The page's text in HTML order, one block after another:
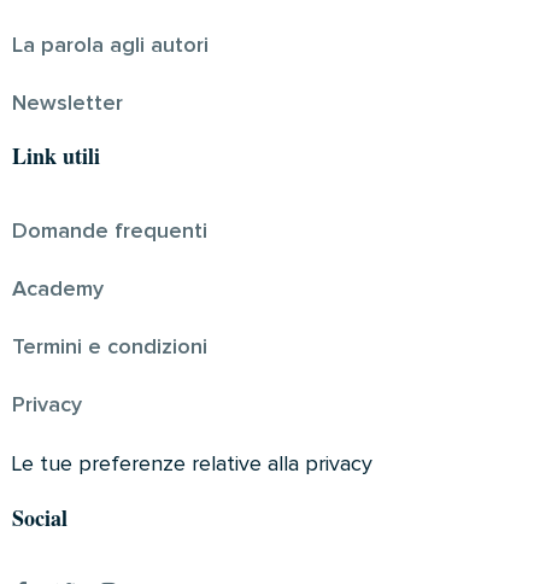
La parola agli autori
Newsletter
Link utili
Domande frequenti
Academy
Termini e condizioni
Privacy
Le tue preferenze relative alla privacy
Social